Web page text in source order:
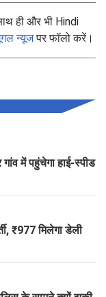
ही और भी Hindi
न्यूजपर फॉलो करें।
में पहुंचेगा हाई-स्पीड
₹977 मिलेगा डेली